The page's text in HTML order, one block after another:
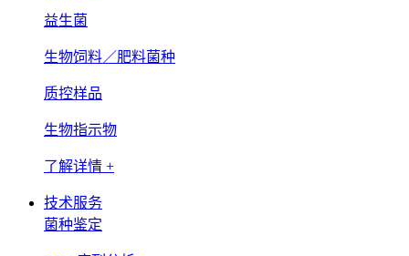
益生菌
生物饲料／肥料菌种
质控样品
生物指示物
了解详情 +
技术服务
菌种鉴定